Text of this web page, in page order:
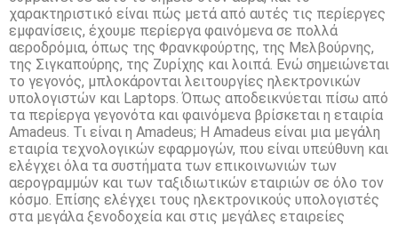
χαρακτηριστικό είναι πώς μετά από αυτές τις περίεργες
εμφανίσεις, έχουμε περίεργα φαινόμενα σε πολλά
αεροδρόμια, όπως της Φρανκφούρτης, της Μελβούρνης,
της Σιγκαπούρης, της Ζυρίχης και λοιπά. Ενώ σημειώνεται
το γεγονός, μπλοκάρονται λειτουργίες ηλεκτρονικών
υπολογιστών και Laptops. Όπως αποδεικνύεται πίσω από
τα περίεργα γεγονότα και φαινόμενα βρίσκεται η εταιρία
Amadeus. Τι είναι η Amadeus; Η Amadeus είναι μια μεγάλη
εταιρία τεχνολογικών εφαρμογών, που είναι υπεύθυνη και
ελέγχει όλα τα συστήματα των επικοινωνιών των
αερογραμμών και των ταξιδιωτικών εταιριών σε όλο τον
κόσμο. Επίσης ελέγχει τους ηλεκτρονικούς υπολογιστές
στα μεγάλα ξενοδοχεία και στις μεγάλες εταιρείες